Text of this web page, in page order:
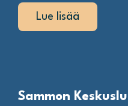
Lue lisää
Sammon